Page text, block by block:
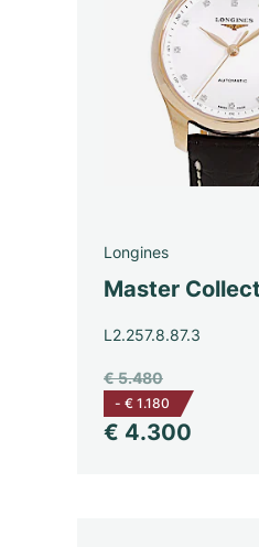
Longines
Master
L2.257.8.87.3
€ 4.300
€ 5.480
- € 1.180